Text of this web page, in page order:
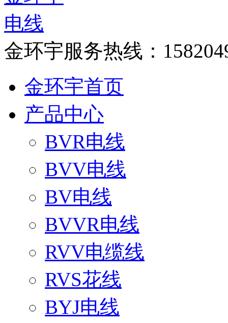
金环宇服务热线：
金环宇首页
产品中心
BVR电线
BVV电线
BV电线
BVVR电线
RVV电缆线
RVS花线
BYJ电线